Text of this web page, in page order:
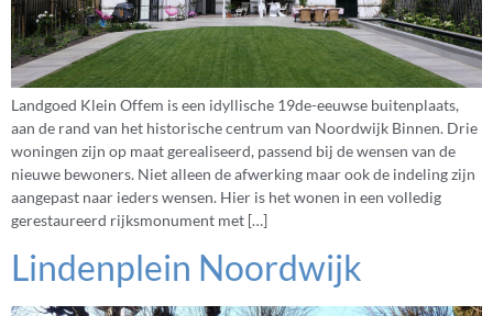
Landgoed Klein Offem is een idyllische 19de-eeuwse buitenplaats,
aan de rand van het historische centrum van Noordwijk Binnen. Drie
woningen zijn op maat gerealiseerd, passend bij de wensen van de
nieuwe bewoners. Niet alleen de afwerking maar ook de indeling zijn
aangepast naar ieders wensen. Hier is het wonen in een volledig
gerestaureerd rijksmonument met […]
Lindenplein Noordwijk